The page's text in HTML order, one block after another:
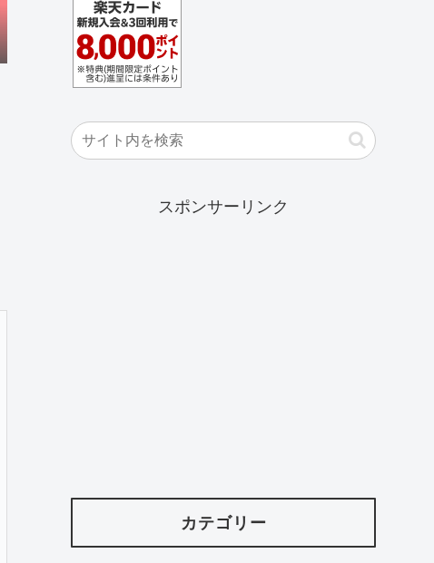
スポンサーリンク
カテゴリー